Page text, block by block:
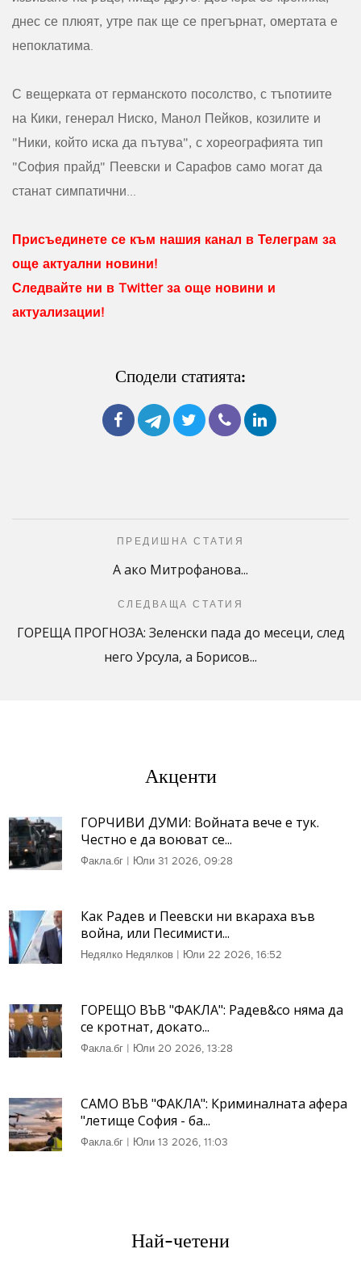
днес се плюят, утре пак ще се прегърнат, омертата е
непоклатима.
С вещерката от германското посолство, с тъпотиите
на Кики, генерал Ниско, Манол Пейков, козилите и
"Ники, който иска да пътува", с хореографията тип
"София прайд" Пеевски и Сарафов само могат да
станат симпатични...
Присъединете се към нашия канал в Телеграм за
още актуални новини!
Следвайте ни в Twitter за още новини и
актуализации!
Сподели статията:
ПРЕДИШНА СТАТИЯ
А ако Митрофанова...
СЛЕДВАЩА СТАТИЯ
ГОРЕЩА ПРОГНОЗА: Зеленски пада до месеци, след
него Урсула, а Борисов...
Акценти
ГОРЧИВИ ДУМИ: Войната вече е тук.
Честно е да воюват се...
Факла.бг | Юли 31 2026, 09:28
Как Радев и Пеевски ни вкараха във
война, или Песимисти...
Недялко Недялков | Юли 22 2026, 16:52
ГОРЕЩО ВЪВ "ФАКЛА": Радев&co няма да
се кротнат, докато...
Факла.бг | Юли 20 2026, 13:28
САМО ВЪВ "ФАКЛА": Криминалната афера
"летище София - ба...
Факла.бг | Юли 13 2026, 11:03
Най-четени